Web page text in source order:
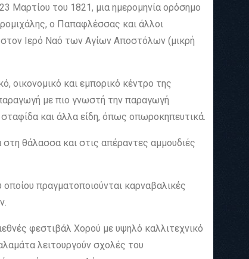
Μαρτίου του 1821, μια ημερομηνία ορόσημο
ο Παπαφλέσσας και άλλοι
Ιερό Ναό των Αγίων Αποστόλων (μικρή
οικονομικό και εμπορικό κέντρο της
με πιο γνωστή την παραγωγή
και άλλα είδη, όπως οπωροκηπευτικά.
θάλασσα και στις απέραντες αμμουδιές
πραγματοποιούνται καρναβαλικές
φεστιβάλ Χορού με υψηλό καλλιτεχνικό
λειτουργούν σχολές του